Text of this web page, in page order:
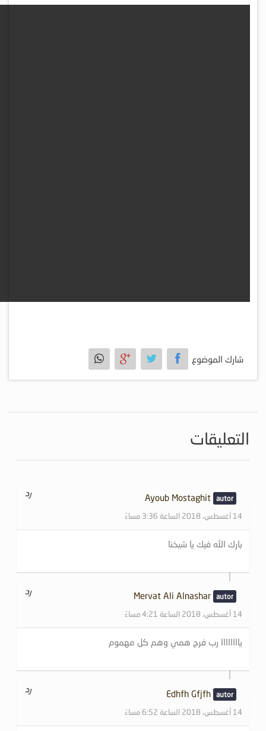
شارك الموضوع
التعليقات
Ayoub Mostaghit
14 أغسطس، 2018 الساعة 3:36 مساءً
رد
بارك الله فيك يا شيخنا
Mervat Ali Alnashar
14 أغسطس، 2018 الساعة 4:21 مساءً
رد
ياااااااا رب فرج همي وهم كل مهموم
Edhfh Gfjfh
14 أغسطس، 2018 الساعة 6:52 مساءً
رد